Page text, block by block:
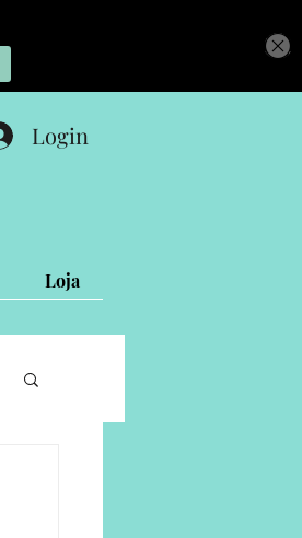
Login
Loja